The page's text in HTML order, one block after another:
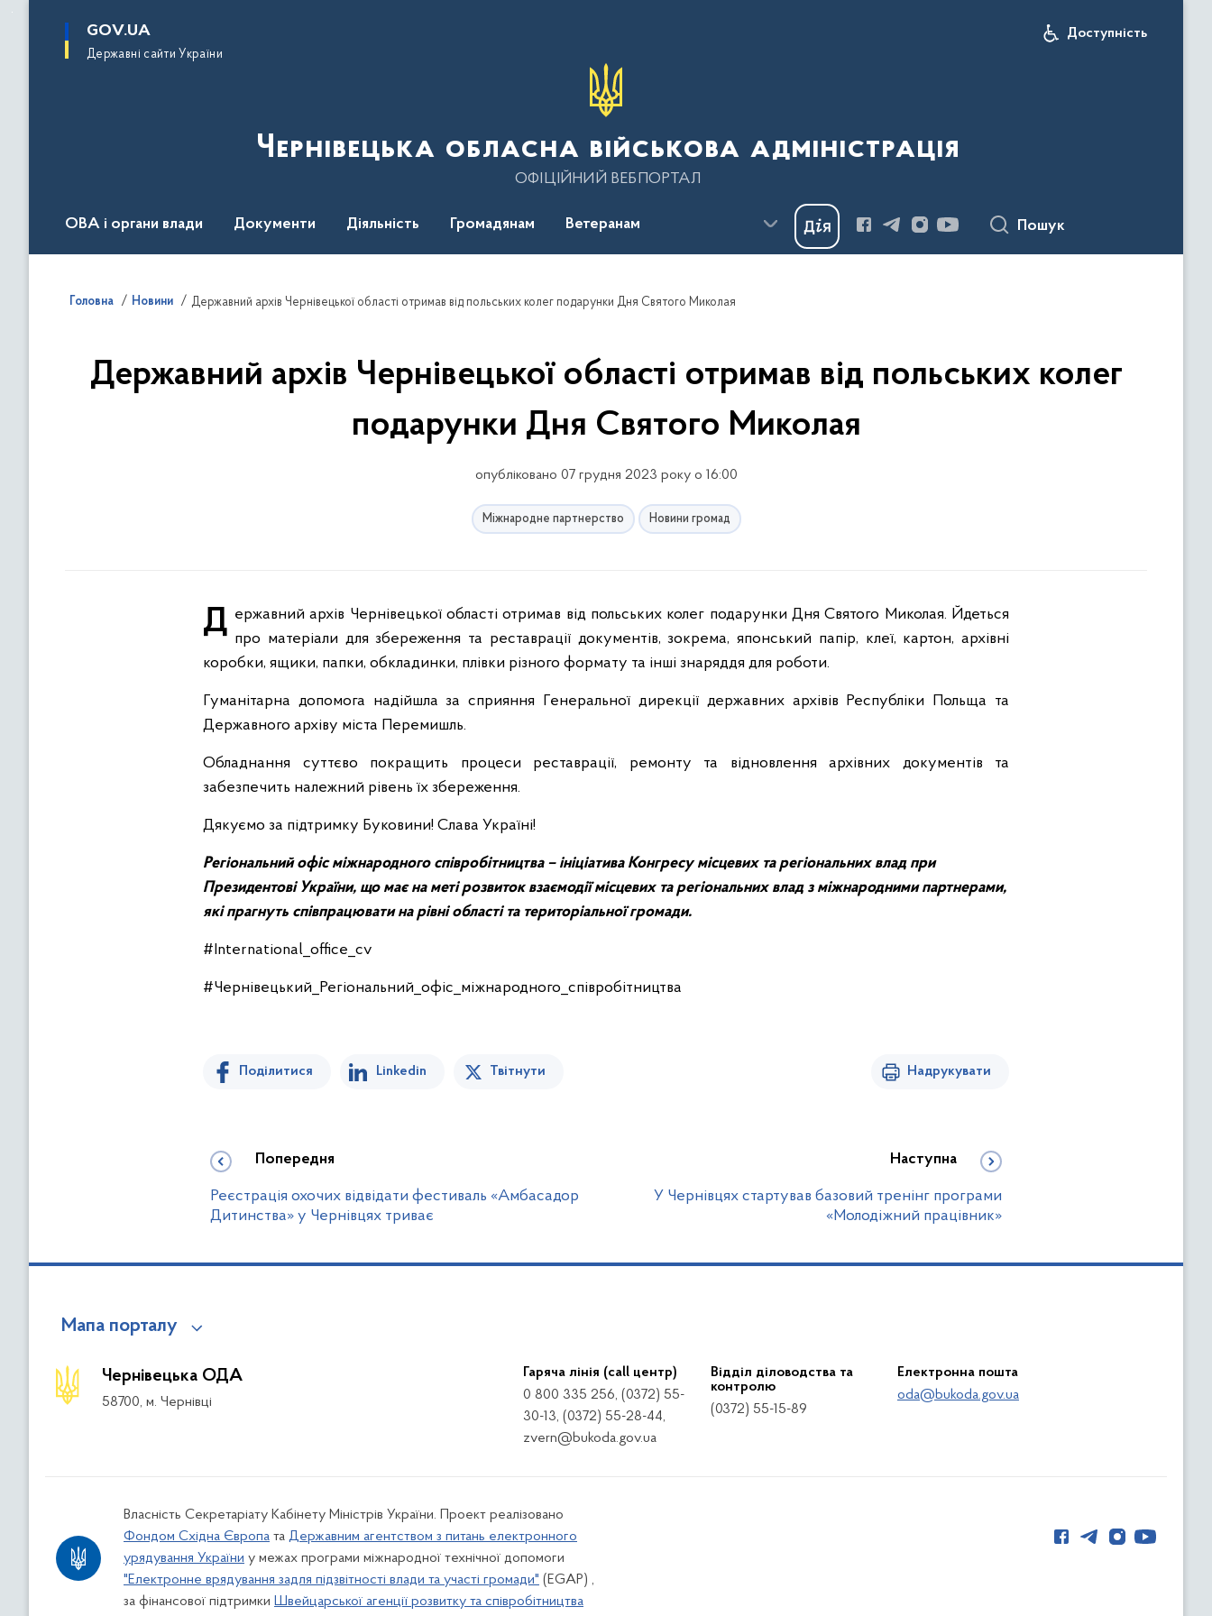
основного
GOV.UA
Державні сайти України
Доступність
Чернівецька обласна військова адміністрація
ОФІЦІЙНИЙ ВЕБПОРТАЛ
ОВА і органи влади Документи Діяльність Громадянам Ветеранам Пошук
Головна Новини Державний архів Чернівецької області отримав від польських колег подарунки Дня Святого Миколая
Державний архів Чернівецької області отримав від польських колег
подарунки Дня Святого Миколая
опубліковано 07 грудня 2023 року о 16:00
Міжнародне партнерство Новини громад
Державний архів Чернівецької області отримав від польських колег подарунки Дня Святого Миколая. Йдеться про матеріали для збереження та реставрації документів, зокрема, японський папір, клеї, картон, архівні
коробки, ящики, папки, обкладинки, плівки різного формату та інші знаряддя для роботи.
Гуманітарна допомога надійшла за сприяння Генеральної дирекції державних архівів Республіки Польща та
Державного архіву міста Перемишль.
Обладнання суттєво покращить процеси реставрації, ремонту та відновлення архівних документів та
забезпечить належний рівень їх збереження.
Дякуємо за підтримку Буковини! Слава Україні!
Регіональний офіс міжнародного співробітництва – ініціатива Конгресу місцевих та регіональних влад при
Президентові України, що має на меті розвиток взаємодії місцевих та регіональних влад з міжнародними партнерами,
які прагнуть співпрацювати на рівні області та територіальної громади.
#International_office_cv
#Чернівецький_Регiональний_офiс_мiжнародного_спiвробiтництва
Поділитися Linkedin Твітнути Надрукувати
Попередня
Реєстрація охочих відвідати фестиваль «Амбасадор
Дитинства» у Чернівцях триває
Наступна
У Чернівцях стартував базовий тренінг програми
«Молодіжний працівник»
Мапа порталу
Чернівецька ОДА
58700, м. Чернівці
Гаряча лінія (call центр)
0 800 335 256, (0372) 55-
30-13, (0372) 55-28-44,
zvern@bukoda.gov.ua
Відділ діловодства та
контролю
(0372) 55-15-89
Електронна пошта
oda@bukoda.gov.ua
Власність Секретаріату Кабінету Міністрів України. Проект реалізовано
Фондом Східна Європа та Державним агентством з питань електронного
урядування України у межах програми міжнародної технічної допомоги
"Електронне врядування задля підзвітності влади та участі громади" (EGAP) ,
за фінансової підтримки Швейцарської агенції розвитку та співробітництва